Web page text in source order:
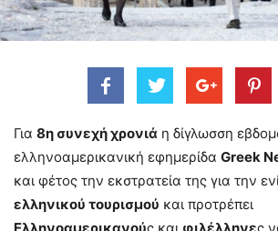
Για 8η συνεχή χρονιά η δίγλωσση
ελληνοαμερικανική εφημερίδα Greek
και φέτος την εκστρατεία της για την
ελληνικού τουρισμού και προτρέπει
Ελληνοαμερικανούς και φιλέλληνες